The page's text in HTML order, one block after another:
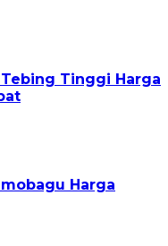
Tebing Tinggi Harga
mobagu Harga